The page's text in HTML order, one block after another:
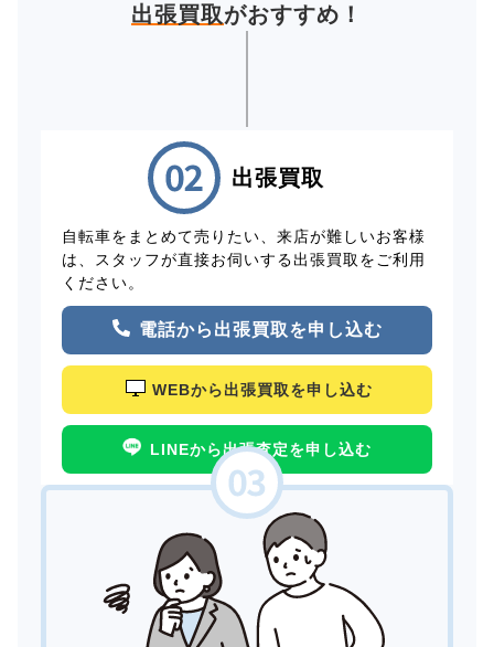
出張買取がおすすめ！
出張買取
自転車をまとめて売りたい、来店が難しいお客様
は、スタッフが直接お伺いする出張買取をご利用
ください。
電話から出張買取を申し込む
WEBから出張買取を申し込む
LINEから出張査定を申し込む